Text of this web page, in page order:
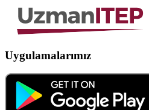
Uygulamalarımız